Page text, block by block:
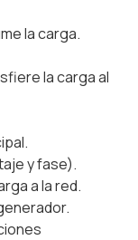
la carga.
la carga al
y fase).
a la red.